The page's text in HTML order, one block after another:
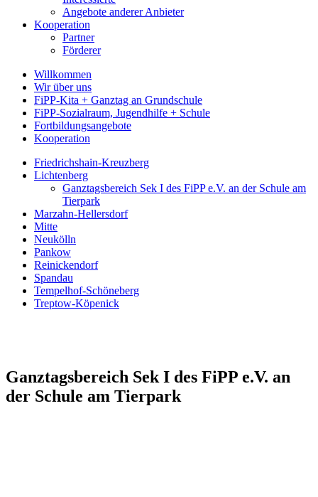
Angebote anderer Anbieter
Kooperation
Partner
Förderer
Willkommen
Wir über uns
FiPP-Kita + Ganztag an Grundschule
FiPP-Sozialraum, Jugendhilfe + Schule
Fortbildungsangebote
Kooperation
Friedrichshain-Kreuzberg
Lichtenberg
Ganztagsbereich Sek I des FiPP e.V. an der Schule am
Tierpark
Marzahn-Hellersdorf
Mitte
Neukölln
Pankow
Reinickendorf
Spandau
Tempelhof-Schöneberg
Treptow-Köpenick
Ganztagsbereich Sek I des FiPP e.V. an
der Schule am Tierpark